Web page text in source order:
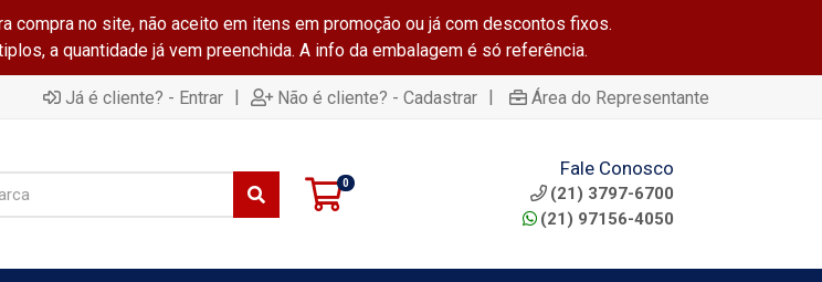
compra no site, não aceito em itens em promoção ou já com descontos fixos.
a quantidade já vem preenchida. A info da embalagem é só referência.
Já é cliente? - Entrar | Não é cliente? - Cadastrar | Área do Representante
0
Fale Conosco
(21) 3797-6700
(21) 97156-4050